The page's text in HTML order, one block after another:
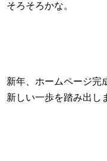
そろそろかな。
新年、ホームページ完
新しい一歩を踏み出し